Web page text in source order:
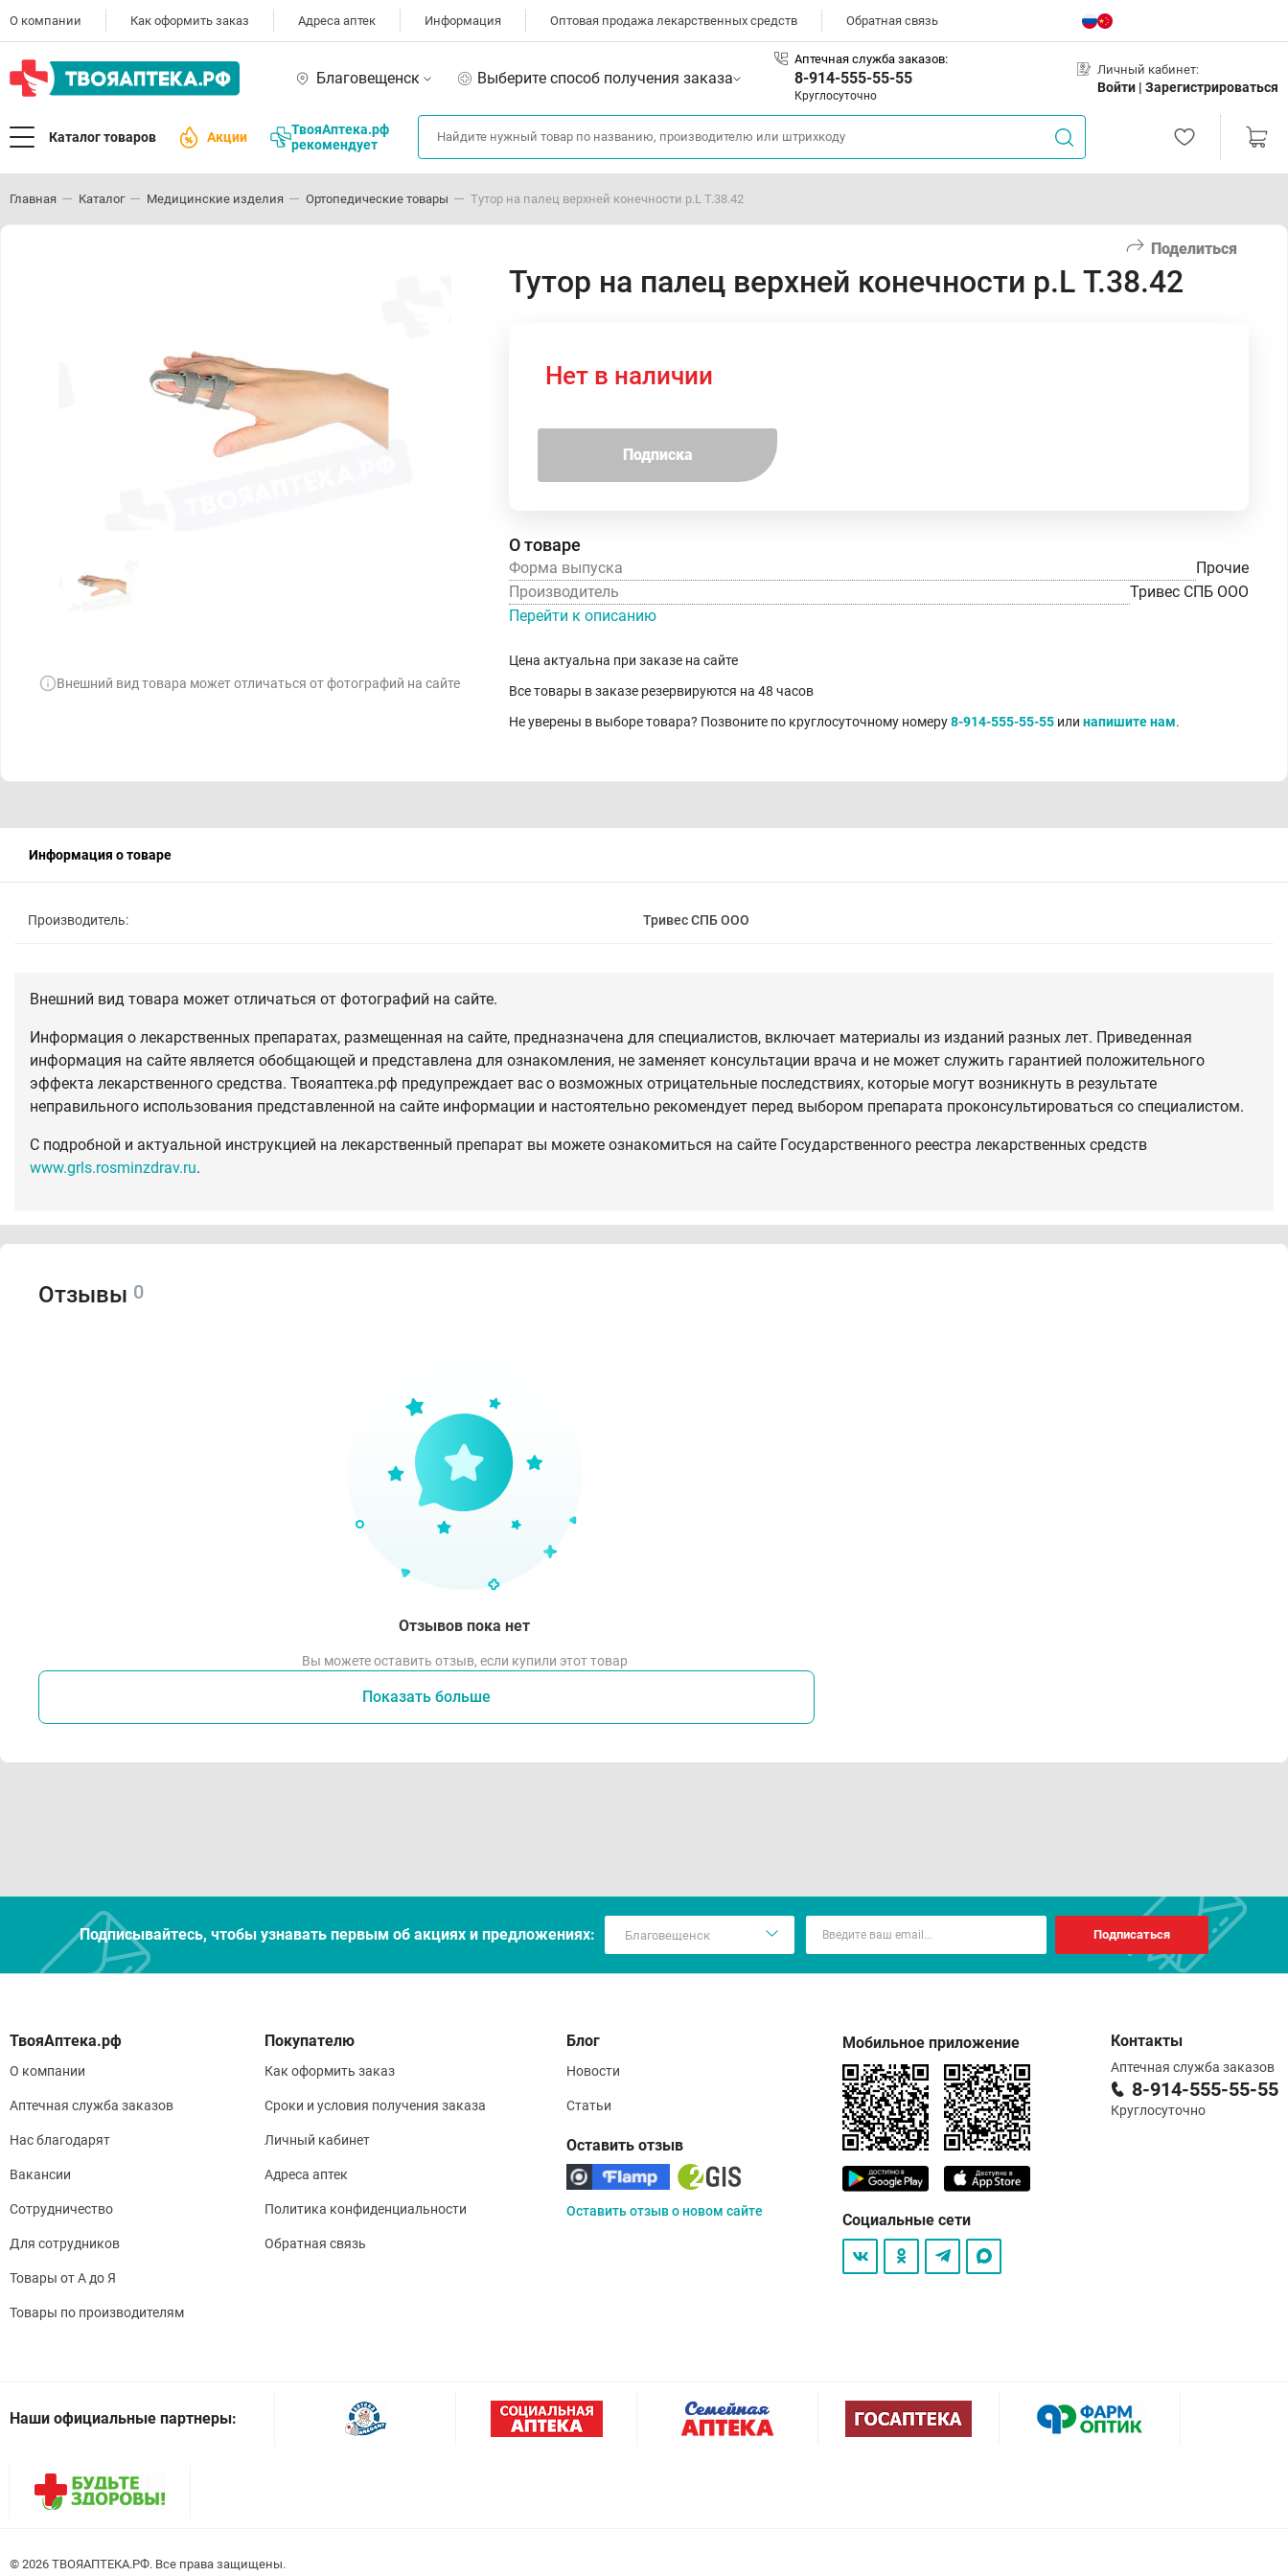
О компании Как оформить заказ Адреса аптек Информация Оптовая продажа лекарственных средств Обратная связь
Благовещенск Выберите способ получения заказа
Аптечная служба заказов:
8-914-555-55-55
Круглосуточно
Личный кабинет:
Войти | Зарегистрироваться
Каталог товаров Акции
ТвояАптека.рф
рекомендует
Главная Каталог Медицинские изделия Ортопедические товары Тутор на палец верхней конечности р.L Т.38.42
Поделиться
Внешний вид товара может отличаться от фотографий на сайте
Тутор на палец верхней конечности р.L Т.38.42
Нет в наличии
Подписка
О товаре
Форма выпуска
Прочие
Производитель
Тривес СПБ ООО
Перейти к описанию
Цена актуальна при заказе на сайте
Все товары в заказе резервируются на 48 часов
Не уверены в выборе товара? Позвоните по круглосуточному номеру8-914-555-55-55 или напишите нам.
Информация о товаре
Производитель: Тривес СПБ ООО
Внешний вид товара может отличаться от фотографий на сайте.
Информация о лекарственных препаратах, размещенная на сайте, предназначена для специалистов, включает материалы из изданий разных лет. Приведенная
информация на сайте является обобщающей и представлена для ознакомления, не заменяет консультации врача и не может служить гарантией положительного
эффекта лекарственного средства. Твояаптека.рф предупреждает вас о возможных отрицательные последствиях, которые могут возникнуть в результате
неправильного использования представленной на сайте информации и настоятельно рекомендует перед выбором препарата проконсультироваться со специалистом.
С подробной и актуальной инструкцией на лекарственный препарат вы можете ознакомиться на сайте Государственного реестра лекарственных средств
www.grls.rosminzdrav.ru.
Отзывы 0
Отзывов пока нет
Вы можете оставить отзыв, если купили этот товар
Показать больше
Подписывайтесь, чтобы узнавать первым об акцияx и предложениях: Подписаться
О компании
Аптечная служба заказов
Нас благодарят
Вакансии
Сотрудничество
Для сотрудников
Товары от А до Я
Товары по производителям
Покупателю
Как оформить заказ
Сроки и условия получения заказа
Личный кабинет
Адреса аптек
Политика конфиденциальности
Обратная связь
Блог
Новости
Статьи
Оставить отзыв
Оставить отзыв о новом сайте
Мобильное приложение
Социальные сети
Контакты
Аптечная служба заказов
8-914-555-55-55
Круглосуточно
Наши официальные партнеры:
© 2026 . Все права защищены.